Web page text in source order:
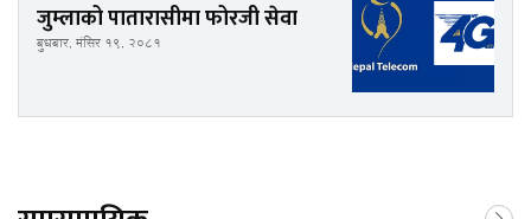
जुम्लाको पातारासीमा फोरजी सेवा
बुधबार, मंसिर १९, २०८१